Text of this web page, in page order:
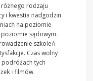
rodzaju
i kwestia nadgodzin
na poziomie
sądowym.
szkoleń
Czas wolny
tych
i filmów.